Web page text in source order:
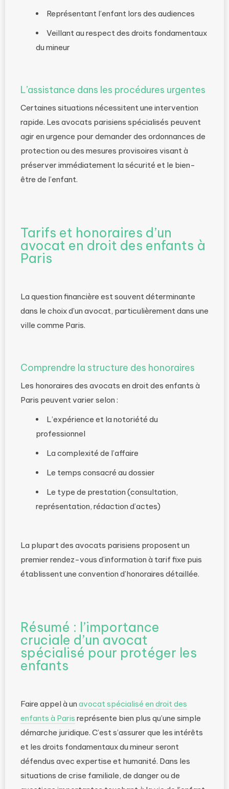
Représentant l’enfant lors des audiences
Veillant au respect des droits fondamentaux
du mineur
L’assistance dans les procédures urgentes
Certaines situations nécessitent une intervention
rapide. Les avocats parisiens spécialisés peuvent
agir en urgence pour demander des ordonnances de
protection ou des mesures provisoires visant à
préserver immédiatement la sécurité et le bien-
être de l’enfant.
Tarifs et honoraires d’un
avocat en droit des enfants à
Paris
La question financière est souvent déterminante
dans le choix d’un avocat, particulièrement dans une
ville comme Paris.
Comprendre la structure des honoraires
Les honoraires des avocats en droit des enfants à
Paris peuvent varier selon :
L’expérience et la notoriété du
professionnel
La complexité de l’affaire
Le temps consacré au dossier
Le type de prestation (consultation,
représentation, rédaction d’actes)
La plupart des avocats parisiens proposent un
premier rendez-vous d’information à tarif fixe puis
établissent une convention d’honoraires détaillée.
Résumé : l’importance
cruciale d’un avocat
spécialisé pour protéger les
enfants
Faire appel à un avocat spécialisé en droit des
enfants à Paris représente bien plus qu’une simple
démarche juridique. C’est s’assurer que les intérêts
et les droits fondamentaux du mineur seront
défendus avec expertise et humanité. Dans les
situations de crise familiale, de danger ou de